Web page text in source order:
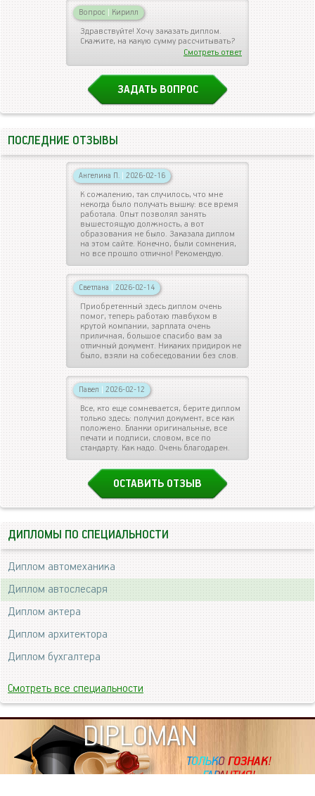
Вопрос | Кирилл
Здравствуйте! Хочу заказать диплом.
Скажите, на какую сумму рассчитывать?
Смотреть ответ
ЗАДАТЬ ВОПРОС
ПОСЛЕДНИЕ ОТЗЫВЫ
Ангелина П. | 2026-02-16
К сожалению, так случилось, что мне
некогда было получать вышку: все время
работала. Опыт позволял занять
вышестоящую должность, а вот
образования не было. Заказала диплом
на этом сайте. Конечно, были сомнения,
но все прошло отлично! Рекомендую.
Светлана | 2026-02-14
Приобретенный здесь диплом очень
помог, теперь работаю главбухом в
крутой компании, зарплата очень
приличная, большое спасибо вам за
отличный документ. Никаких придирок не
было, взяли на собеседовании без слов.
Павел | 2026-02-12
Все, кто еще сомневается, берите диплом
только здесь: получил документ, все как
положено. Бланки оригинальные, все
печати и подписи, словом, все по
стандарту. Как надо. Очень благодарен.
ОСТАВИТЬ ОТЗЫВ
ДИПЛОМЫ ПО СПЕЦИАЛЬНОСТИ
Диплом автомеханика
Диплом автослесаря
Диплом актера
Диплом архитектора
Диплом бухгалтера
Смотреть все специальности
DIPLOMAN